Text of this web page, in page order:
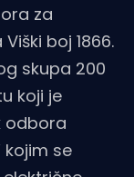
za
boj 1866.
skupa 200
koji je
odbora
kojim se